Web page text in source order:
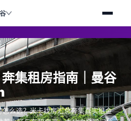
集租房指南｜曼谷
么选？米卡找房汇总奔集真实租金